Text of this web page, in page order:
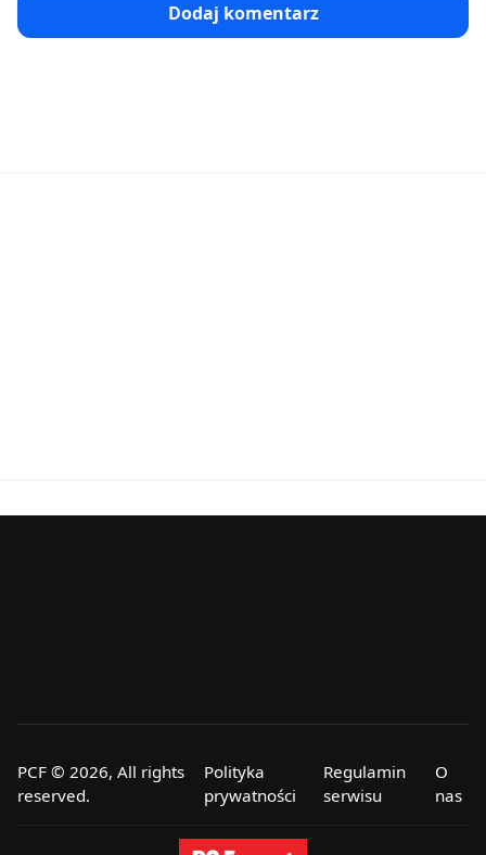
Dodaj komentarz
PCF © 2026, All rights
reserved.
Polityka
prywatności
Regulamin
serwisu
O
nas